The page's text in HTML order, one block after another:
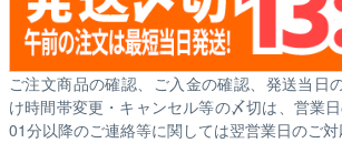
ご注文商品の確認、ご入金の確認、発送当日
け時間帯変更・キャンセル等の〆切は、営業
01分以降のご連絡等に関しては翌営業日のご対